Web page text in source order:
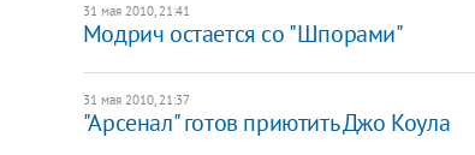
31 мая 2010, 21:41
Модрич остается со "Шпорами"
31 мая 2010, 21:37
"Арсенал" готов приютить Джо Коула